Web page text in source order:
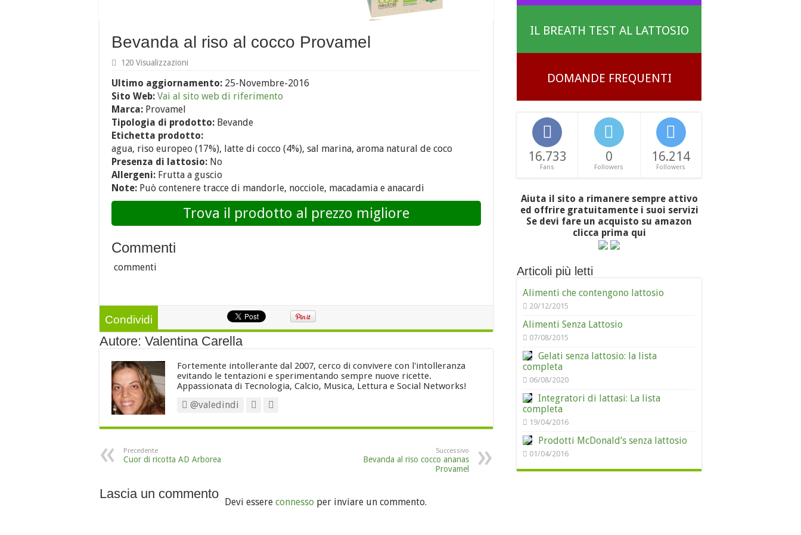
Bevanda al riso al cocco Provamel
120 Visualizzazioni
Ultimo aggiornamento: 25-Novembre-2016
Sito Web: Vai al sito web di riferimento
Marca: Provamel
Tipologia di prodotto: Bevande
Etichetta prodotto:
agua, riso europeo (17%), latte di cocco (4%), sal marina, aroma natural de coco
Presenza di lattosio: No
Allergeni: Frutta a guscio
Note: Può contenere tracce di mandorle, nocciole, macadamia e anacardi
Trova il prodotto al prezzo migliore
Commenti
commenti
Condividi
Autore: Valentina Carella
Fortemente intollerante dal 2007, cerco di convivere con l'intolleranza
evitando le tentazioni e sperimentando sempre nuove ricette.
Appassionata di Tecnologia, Calcio, Musica, Lettura e Social Networks!
@valedindi
Precedente
Cuor di ricotta AD Arborea
Successivo
Bevanda al riso cocco ananas
Provamel
Lascia un commento
Devi essere connesso per inviare un commento.
IL BREATH TEST AL LATTOSIO
DOMANDE FREQUENTI
16.733
Fans
0
Followers
16.214
Followers
Aiuta il sito a rimanere sempre attivo
ed offrire gratuitamente i suoi servizi
Se devi fare un acquisto su amazon
clicca prima qui
Articoli più letti
Alimenti che contengono lattosio
20/12/2015
Alimenti Senza Lattosio
07/08/2015
Gelati senza lattosio: la lista
completa
06/08/2020
Integratori di lattasi: La lista
completa
19/04/2016
Prodotti McDonald’s senza lattosio
01/04/2016